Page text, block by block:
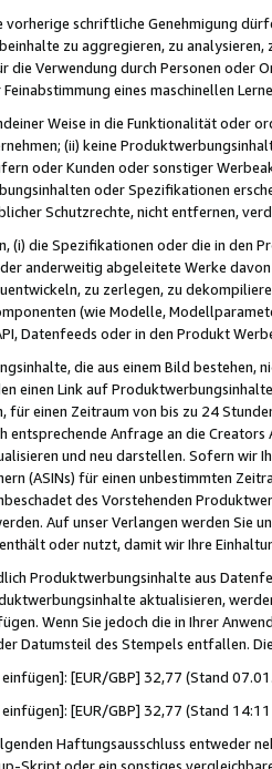
vorherige schriftliche Genehmigung
zu aggregieren, zu
die Verwendung durch Personen
eines maschinellen
Weise in die Funktionalität oder
(ii) keine
oder Kunden oder sonstiger
oder Spezifikationen
Schutzrechte, nicht entfernen,
(i) die Spezifikationen oder die in
anderweitig abgeleitete Werke
zu zerlegen, zu
(wie Modelle,
Datenfeeds oder in den Produkt
die aus einem Bild bestehen,
einen Link auf
für einen Zeitraum von bis zu 24
entsprechende Anfrage an die
und neu darstellen. Sofern wir
(ASINs) für einen unbestimmten
des Vorstehenden
Auf unser Verlangen werden Sie
oder nutzt, damit wir Ihre
Produktwerbungsinhalte aus
aktualisieren,
Wenn Sie jedoch die in Ihrer
Datumsteil des Stempels entfallen.
[EUR/GBP] 32,77 (Stand
[EUR/GBP] 32,77 (Stand
Haftungsausschluss entweder
Skript oder ein sonstiges